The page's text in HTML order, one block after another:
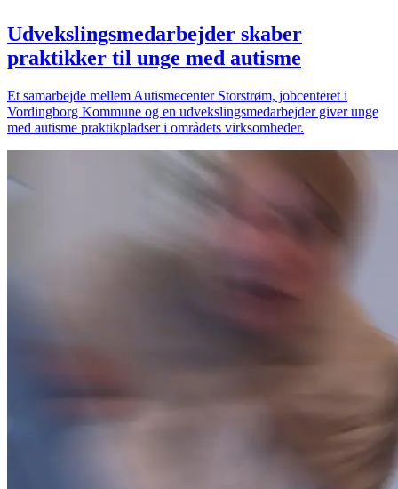
Udvekslingsmedarbejder skaber
praktikker til unge med autisme
Et samarbejde mellem Autismecenter Storstrøm, jobcenteret i
Vordingborg Kommune og en udvekslingsmedarbejder giver unge
med autisme praktikpladser i områdets virksomheder.